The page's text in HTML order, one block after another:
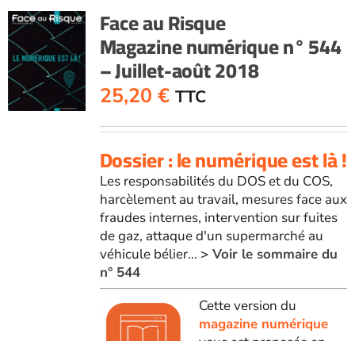
Face au Risque
Magazine numérique n° 544
– Juillet-août 2018
25,20 € TTC
Dossier : le numérique est là !
Les responsabilités du DOS et du COS,
harcèlement au travail, mesures face aux
fraudes internes, intervention sur fuites
de gaz, attaque d'un supermarché au
véhicule bélier... > Voir le sommaire du
n° 544
Cette version du
magazine numérique